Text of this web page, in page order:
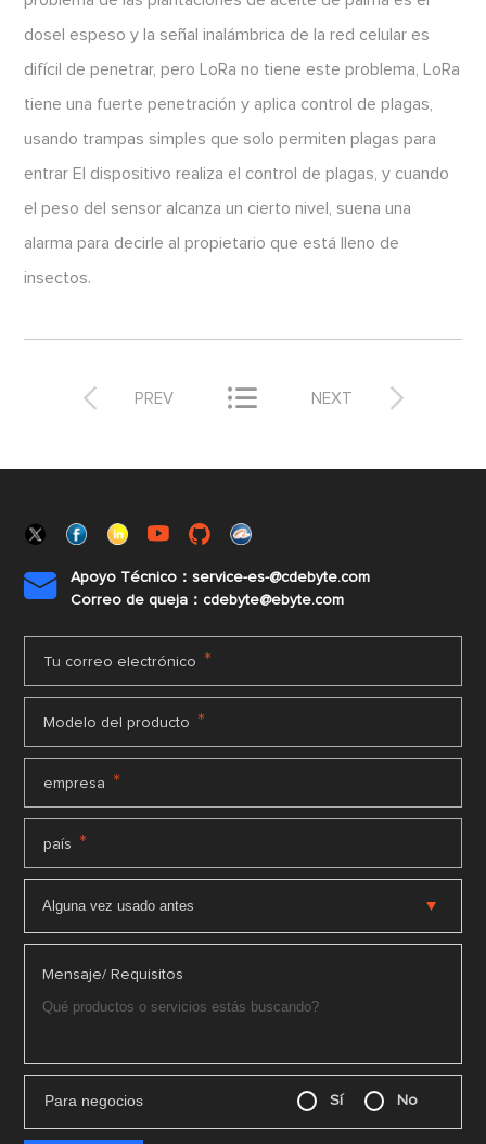
dosel espeso y la señal inalámbrica de la red celular es
difícil de penetrar, pero LoRa no tiene este problema, LoRa
tiene una fuerte penetración y aplica control de plagas,
usando trampas simples que solo permiten plagas para
entrar El dispositivo realiza el control de plagas, y cuando
el peso del sensor alcanza un cierto nivel, suena una
alarma para decirle al propietario que está lleno de
insectos.
 PREV  
NEXT

Apoyo Técnico：service-es-@cdebyte.com
Correo de queja：cdebyte@ebyte.com
Tu correo electrónico *
Modelo del producto *
empresa *
país *
Mensaje/ Requisitos
Para negocios Sí No